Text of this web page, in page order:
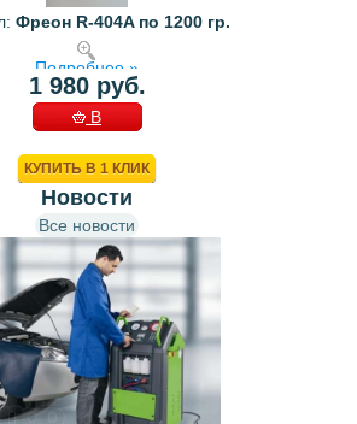
Фреон R-404A по 1200 гр.
Подробнее »
1 980 руб.
В
КУПИТЬ В 1 КЛИК
Новости
Все новости